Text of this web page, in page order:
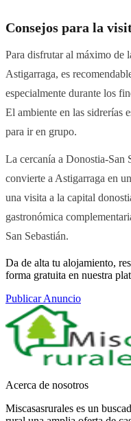
Consejos para la
Para disfrutar al máximo de
Astigarraga, es
especialmente durante los
El ambiente en las sidrerías
para ir en grupo.
La cercanía a Donostia-San
convierte a Astigarraga en
una visita a la capital
gastronómica
San Sebastián.
Da de alta tu alojamiento,
forma gratuita en nuestra
Publicar Anuncio
Acerca de nosotros
Miscasasrurales es un